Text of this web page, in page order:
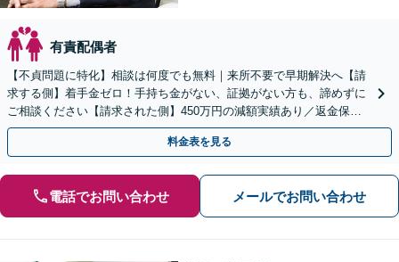
有責配偶者
【不貞問題に特化】相談は何度でも無料｜来所不要で早期解決へ【請
求する側】着手金ゼロ！手持ち金がない、証拠がない方も、諦めずに
ご相談ください【請求された側】450万円の減額実績あり／返金保証
で費用倒れの心配なし【24時間受付】
料金表を見る
電話でお問い合わせ メールでお問い合わせ